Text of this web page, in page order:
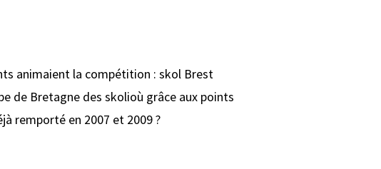
animaient la compétition : skol Brest
de Bretagne des skolioù grâce aux points
remporté en 2007 et 2009 ?